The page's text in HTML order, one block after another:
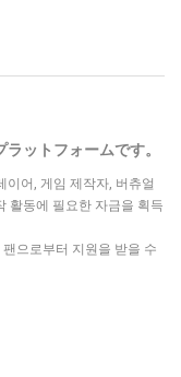
ットフォームです。
이어, 게임 제작자, 버츄얼
활동에 필요한 자금을 획득
으로부터 지원을 받을 수